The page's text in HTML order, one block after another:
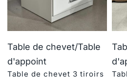
Table de chevet/Table
d'appoint
Table de chevet 3 tiroirs